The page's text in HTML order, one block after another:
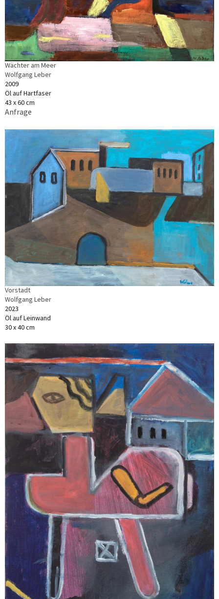
Wächter am Meer
Wolfgang Leber
2009
Öl auf Hartfaser
43 x 60 cm
Anfrage
Vorstadt
Wolfgang Leber
2023
Öl auf Leinwand
30 x 40 cm